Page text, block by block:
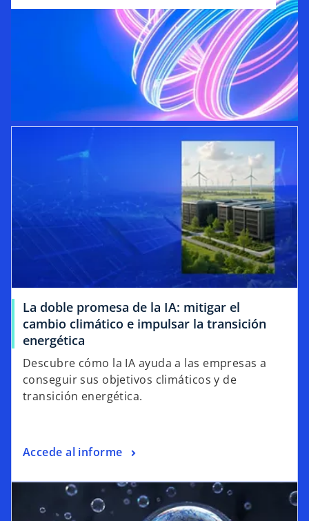
La doble promesa de la IA: mitigar el
cambio climático e impulsar la transición
energética
Descubre cómo la IA ayuda a las empresas a
conseguir sus objetivos climáticos y de
transición energética.
Accede al informe